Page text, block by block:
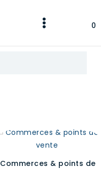
0
Commerces & points de